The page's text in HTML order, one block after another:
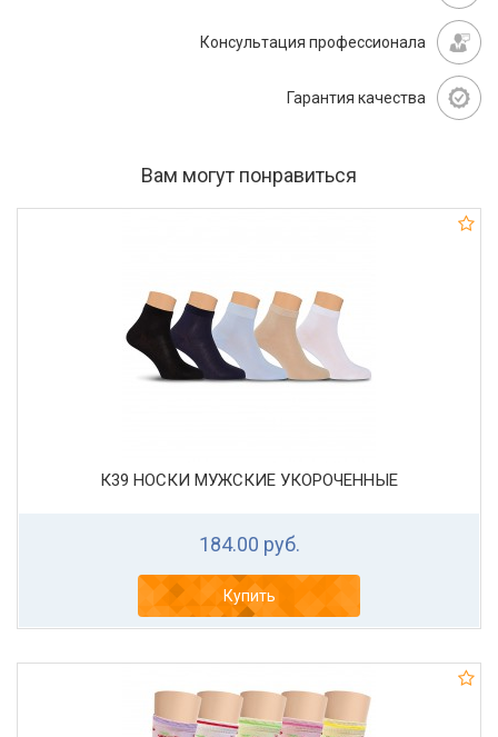
Консультация профессионала
Гарантия качества
Вам могут понравиться
К39 НОСКИ МУЖСКИЕ УКОРОЧЕННЫЕ
184.00 руб.
Купить